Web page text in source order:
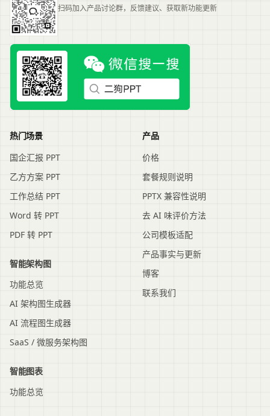
扫码加入产品讨论群，反馈建议、获取新功能更新
热门场景
国企汇报 PPT
乙方方案 PPT
工作总结 PPT
Word 转 PPT
PDF 转 PPT
智能架构图
功能总览
AI 架构图生成器
AI 流程图生成器
SaaS / 微服务架构图
智能图表
功能总览
产品
价格
套餐规则说明
PPTX 兼容性说明
去 AI 味评价方法
公司模板适配
产品事实与更新
博客
联系我们